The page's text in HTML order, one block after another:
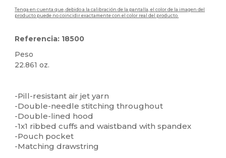
Tenga en cuenta que, debido a la calibración de la pantalla, el color de la imagen del
producto puede no coincidir exactamente con el color real del producto.
Referencia: 18500
Peso
22.861 oz.
-Pill-resistant air jet yarn
-Double-needle stitching throughout
-Double-lined hood
-1x1 ribbed cuffs and waistband with spandex
-Pouch pocket
-Matching drawstring